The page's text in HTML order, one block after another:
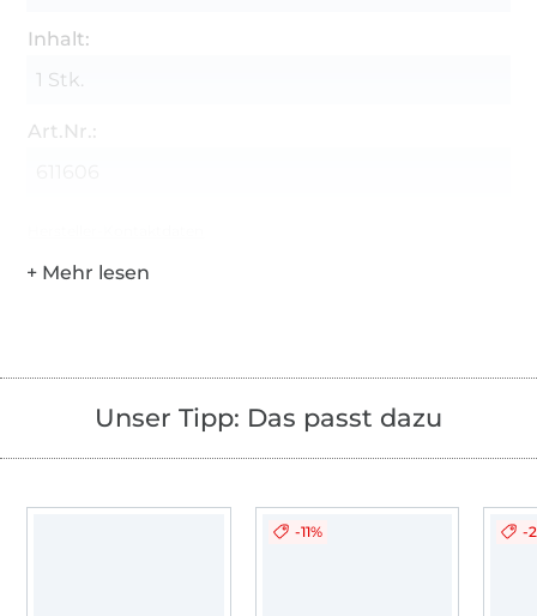
Inhalt:
1 Stk.
Art.Nr.:
Unser Tipp: Das passt dazu
-11% -